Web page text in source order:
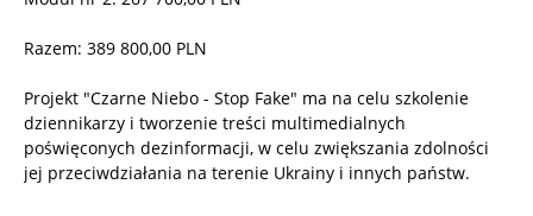
Razem: 389 800,00 PLN
Projekt "Czarne Niebo - Stop Fake" ma na celu szkolenie
dziennikarzy i tworzenie treści multimedialnych
poświęconych dezinformacji, w celu zwiększania zdolności
jej przeciwdziałania na terenie Ukrainy i innych państw.